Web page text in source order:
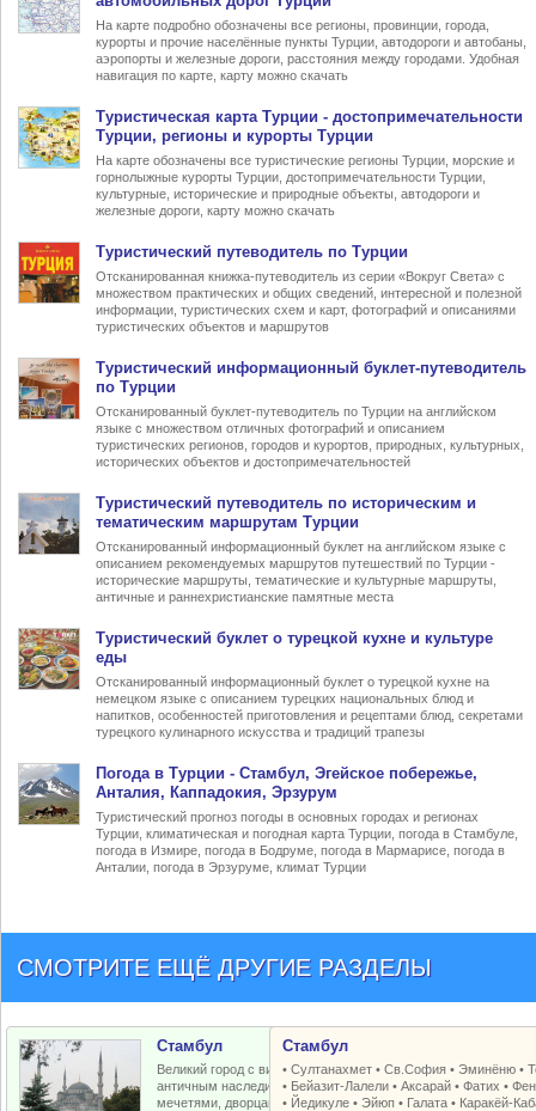
На карте подробно обозначены все регионы, провинции, города,
курорты и прочие населённые пункты Турции, автодороги и автобаны,
аэропорты и железные дороги, расстояния между городами. Удобная
навигация по карте, карту можно скачать
Туристическая карта Турции - достопримечательности
Турции, регионы и курорты Турции
На карте обозначены все туристические регионы Турции, морские и
горнолыжные курорты Турции, достопримечательности Турции,
культурные, исторические и природные объекты, автодороги и
железные дороги, карту можно скачать
Туристический путеводитель по Турции
Отсканированная книжка-путеводитель из серии «Вокруг Света» с
множеством практических и общих сведений, интересной и полезной
информации, туристических схем и карт, фотографий и описаниями
туристических объектов и маршрутов
Туристический информационный буклет-путеводитель
по Турции
Отсканированный буклет-путеводитель по Турции на английском
языке с множеством отличных фотографий и описанием
туристических регионов, городов и курортов, природных, культурных,
исторических объектов и достопримечательностей
Туристический путеводитель по историческим и
тематическим маршрутам Турции
Отсканированный информационный буклет на английском языке с
описанием рекомендуемых маршрутов путешествий по Турции -
исторические маршруты, тематические и культурные маршруты,
античные и раннехристианские памятные места
Туристический буклет о турецкой кухнеи культуре
еды
Отсканированный информационный буклет о турецкой кухне на
немецком языке с описанием турецких национальных блюд и
напитков, особенностей приготовления и рецептами блюд, секретами
турецкого кулинарного искусства и традиций трапезы
Погода в Турции - Стамбул, Эгейское побережье,
Анталия, Каппадокия, Эрзурум
Туристический прогноз погоды в основных городах и регионах
Турции, климатическая и погодная карта Турции, погода в Стамбуле,
погода в Измире, погода в Бодруме, погода в Мармарисе, погода в
Анталии, погода в Эрзуруме, климат Турции
СМОТРИТЕ ЕЩЁ ДРУГИЕ РАЗДЕЛЫ
Стамбул
Великий город с византийским и
античным наследием, османскими
мечетями, дворцами, крепостями,
Стамбул
•Султанахмет •Св.София •Эминёню •
• Бейазит-Лалели •Аксарай •Фатих •
• Йедикуле •Эйюп • Галата • Каракёй-